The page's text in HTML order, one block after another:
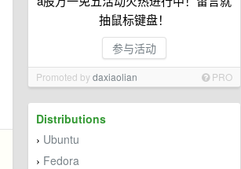
抽鼠标键盘！
参与活动
Promoted bydaxiaolian PRO
Distributions
› Ubuntu
› Fedora